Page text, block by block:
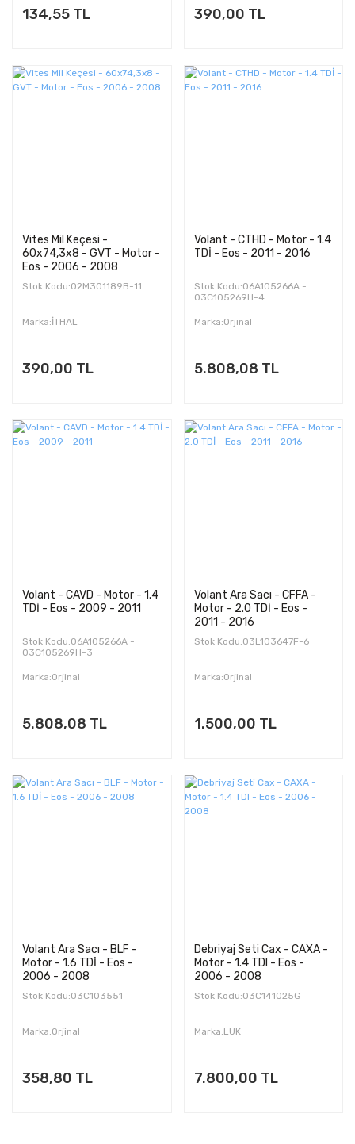
134,55 TL 390,00 TL
Vites Mil Keçesi -
60x74,3x8 - GVT - Motor -
Eos - 2006 - 2008
Stok Kodu:02M301189B-11
Marka:İTHAL
390,00 TL
Volant - CTHD - Motor - 1.4
TDİ - Eos - 2011 - 2016
Stok Kodu:06A105266A -
03C105269H-4
Marka:Orjinal
5.808,08 TL
Volant - CAVD - Motor - 1.4
TDİ - Eos - 2009 - 2011
Stok Kodu:06A105266A -
03C105269H-3
Marka:Orjinal
5.808,08 TL
Volant Ara Sacı - CFFA -
Motor - 2.0 TDİ - Eos -
2011 - 2016
Stok Kodu:03L103647F-6
Marka:Orjinal
1.500,00 TL
Volant Ara Sacı - BLF -
Motor - 1.6 TDİ - Eos -
2006 - 2008
Stok Kodu:03C103551
Marka:Orjinal
358,80 TL
Debriyaj Seti Cax - CAXA -
Motor - 1.4 TDI - Eos -
2006 - 2008
Stok Kodu:03C141025G
Marka:LUK
7.800,00 TL